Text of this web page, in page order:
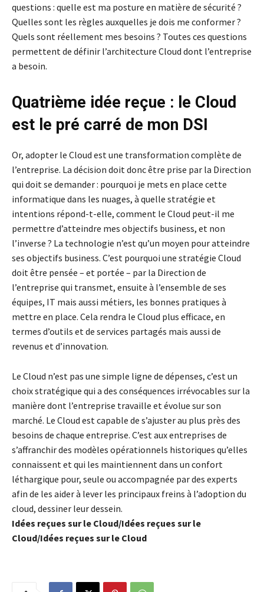
questions : quelle est ma posture en matière de sécurité ?
Quelles sont les règles auxquelles je dois me conformer ?
Quels sont réellement mes besoins ? Toutes ces questions
permettent de définir l’architecture Cloud dont l’entreprise
a besoin.
Quatrième idée reçue : le Cloud
est le pré carré de mon DSI
Or, adopter le Cloud est une transformation complète de
l’entreprise. La décision doit donc être prise par la Direction
qui doit se demander : pourquoi je mets en place cette
informatique dans les nuages, à quelle stratégie et
intentions répond-t-elle, comment le Cloud peut-il me
permettre d’atteindre mes objectifs business, et non
l’inverse ? La technologie n’est qu’un moyen pour atteindre
ses objectifs business. C’est pourquoi une stratégie Cloud
doit être pensée – et portée – par la Direction de
l’entreprise qui transmet, ensuite à l’ensemble de ses
équipes, IT mais aussi métiers, les bonnes pratiques à
mettre en place. Cela rendra le Cloud plus efficace, en
termes d’outils et de services partagés mais aussi de
revenus et d’innovation.
Le Cloud n’est pas une simple ligne de dépenses, c’est un
choix stratégique qui a des conséquences irrévocables sur la
manière dont l’entreprise travaille et évolue sur son
marché. Le Cloud est capable de s’ajuster au plus près des
besoins de chaque entreprise. C’est aux entreprises de
s’affranchir des modèles opérationnels historiques qu’elles
connaissent et qui les maintiennent dans un confort
léthargique pour, seule ou accompagnée par des experts
afin de les aider à lever les principaux freins à l’adoption du
cloud, dessiner leur dessein.
Idées reçues sur le Cloud/Idées reçues sur le
Cloud/Idées reçues sur le Cloud